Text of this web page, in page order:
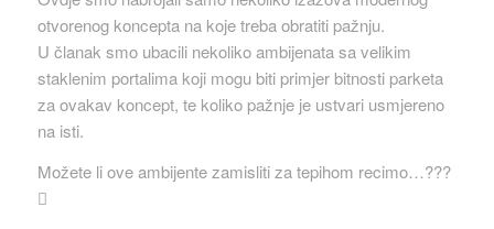
otvorenog koncepta na koje treba obratiti pažnju.
U članak smo ubacili nekoliko ambijenata sa velikim
staklenim portalima koji mogu biti primjer bitnosti parketa
za ovakav koncept, te koliko pažnje je ustvari usmjereno
na isti.
Možete li ove ambijente zamisliti za tepihom recimo…???
